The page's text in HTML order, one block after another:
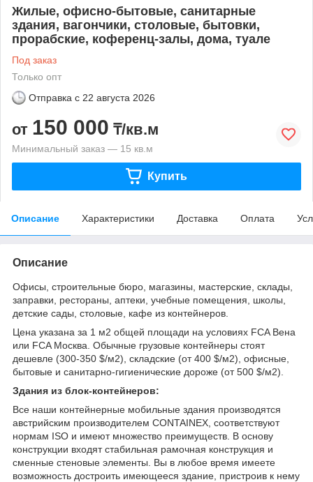
Жилые, офисно-бытовые, санитарные
здания, вагончики, столовые, бытовки,
прорабские, коференц-залы, дома, туале
Под заказ
Только опт
Отправка с 22 августа 2026
от 150 000 ₸/кв.м
Минимальный заказ — 15 кв.м
Купить
Описание Характеристики Доставка Оплата
Описание
Офисы, строительные бюро, магазины, мастерские, склады,
заправки, рестораны, аптеки, учебные помещения, школы,
детские сады, столовые, кафе из контейнеров.
Цена указана за 1 м2 общей площади на условиях FCA Вена
или FCA Москва. Обычные грузовые контейнеры стоят
дешевле (300-350 $/м2), складские (от 400 $/м2), офисные,
бытовые и санитарно-гигиенические дороже (от 500 $/м2).
Здания из блок-контейнеров:
Все наши контейнерные мобильные здания производятся
австрийским производителем CONTAINEX, соответствуют
нормам ISO и имеют множество преимуществ. В основу
конструкции входят стабильная рамочная конструкция и
сменные стеновые элементы. Вы в любое время имеете
возможность достроить имеющееся здание, пристроив к нему